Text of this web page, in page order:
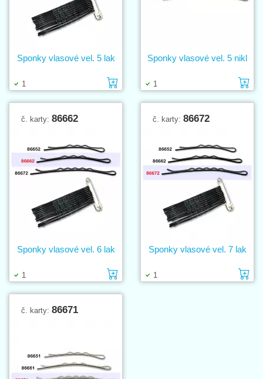
1 Vložit do košíku
Sponky vlasové vel. 5 lak
1
Sponky vlasové vel. 5 nikl
č. karty: 86662
1 Vložit do košíku
Sponky vlasové vel. 6 lak
č. karty: 86672
1
Sponky vlasové vel. 7 lak
č. karty: 86671